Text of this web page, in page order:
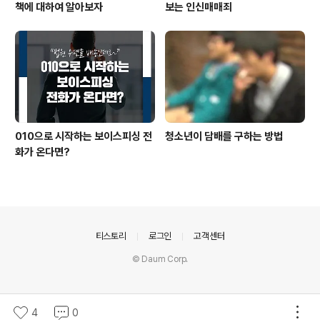
책에 대하여 알아보자
보는 인신매매죄
010으로 시작하는 보이스피싱 전
화가 온다면?
청소년이 담배를 구하는 방법
4 0
티스토리 로그인 고객센터
© Daum Corp.